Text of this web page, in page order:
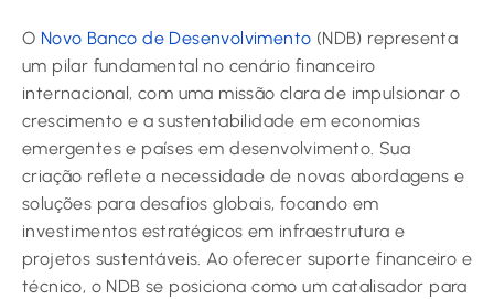
O Novo Banco de Desenvolvimento (NDB) representa
um pilar fundamental no cenário financeiro
internacional, com uma missão clara de impulsionar o
crescimento e a sustentabilidade em economias
emergentes e países em desenvolvimento. Sua
criação reflete a necessidade de novas abordagens e
soluções para desafios globais, focando em
investimentos estratégicos em infraestrutura e
projetos sustentáveis. Ao oferecer suporte financeiro e
técnico, o NDB se posiciona como um catalisador para